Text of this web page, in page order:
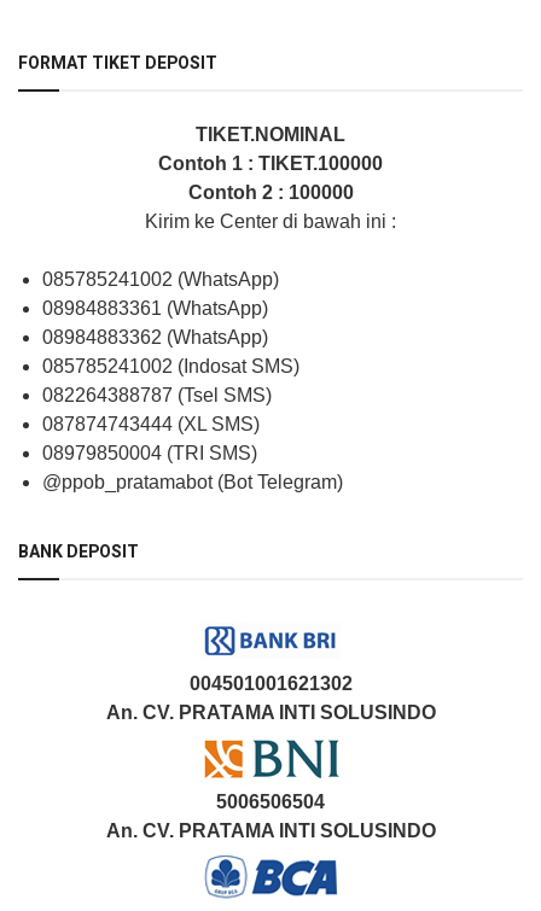
FORMAT TIKET DEPOSIT
TIKET.NOMINAL
Contoh 1 : TIKET.100000
Contoh 2 : 100000
Kirim ke Center di bawah ini :
085785241002 (WhatsApp)
08984883361 (WhatsApp)
08984883362 (WhatsApp)
085785241002 (Indosat SMS)
082264388787 (Tsel SMS)
087874743444 (XL SMS)
08979850004 (TRI SMS)
@ppob_pratamabot (Bot Telegram)
BANK DEPOSIT
004501001621302
An. CV. PRATAMA INTI SOLUSINDO
5006506504
An. CV. PRATAMA INTI SOLUSINDO